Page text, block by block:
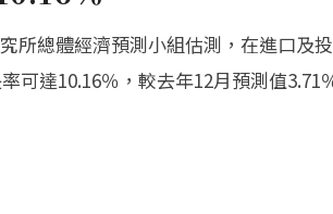
總體經濟預測小組估測，在進口及
可達10.16％，較去年12月預測值